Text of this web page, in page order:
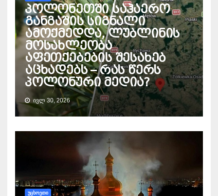
პოლონეთში საჰაერო
განგაშის სიგნალი
ამოქმედდა, ლუბლინის
მოსახლეობა
აფეთქებების შესახებ
აცხადებს – რას წერს
პოლონური მედია?
ᲘᲕᲚ 30, 2026
ᲣᲪᲮᲝᲔᲗᲘ